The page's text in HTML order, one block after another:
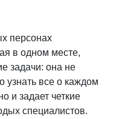
персонах
в одном месте,
задачи: она не
узнать все о каждом
и задает четкие
специалистов.